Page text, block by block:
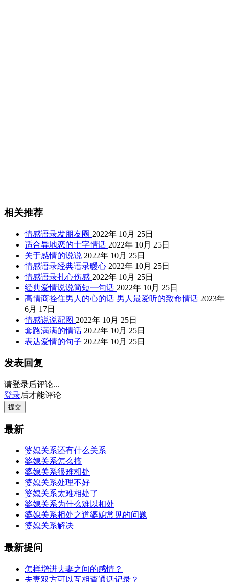
相关推荐
情感语录发朋友圈 2022年 10月 25日
适合异地恋的十字情话 2022年 10月 25日
关于感情的说说 2022年 10月 25日
情感语录经典语录暖心 2022年 10月 25日
情感语录扎心伤感 2022年 10月 25日
经典爱情说说简短一句话 2022年 10月 25日
高情商拴住男人的心的话 男人最爱听的致命情话 2023年
6月 17日
情感说说配图 2022年 10月 25日
套路满满的情话 2022年 10月 25日
表达爱情的句子 2022年 10月 25日
发表回复
请登录后评论...
登录后才能评论
提交
最新
婆媳关系还有什么关系
婆媳关系怎么搞
婆媳关系很难相处
婆媳关系处理不好
婆媳关系太难相处了
婆媳关系为什么难以相处
婆媳关系相处之道婆媳常见的问题
婆媳关系解决
最新提问
怎样增进夫妻之间的感情？
夫妻双方可以互相查通话记录？